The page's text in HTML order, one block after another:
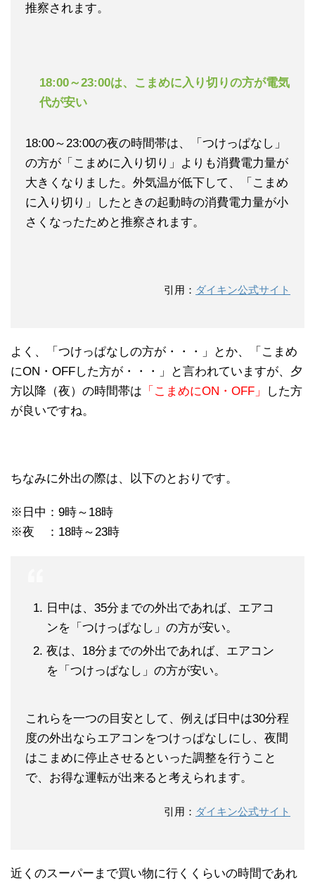
推察されます。
18:00～23:00は、こまめに入り切りの方が電気
代が安い
18:00～23:00の夜の時間帯は、「つけっぱなし」
の方が「こまめに入り切り」よりも消費電力量が
大きくなりました。外気温が低下して、「こまめ
に入り切り」したときの起動時の消費電力量が小
さくなったためと推察されます。
引用： ダイキン公式サイト
よく、「つけっぱなしの方が・・・」とか、「こまめ
にON・OFFした方が・・・」と言われていますが、夕
方以降（夜）の時間帯は 「こまめにON・OFF」
した方
が良いですね。
ちなみに外出の際は、以下のとおりです。
※日中：9時～18時
※夜 ：18時～23時
日中は、35分までの外出であれば、エアコ
ンを「つけっぱなし」の方が安い。
夜は、18分までの外出であれば、エアコン
を「つけっぱなし」の方が安い。
これらを一つの目安として、例えば日中は30分程
度の外出ならエアコンをつけっぱなしにし、夜間
はこまめに停止させるといった調整を行うこと
で、お得な運転が出来ると考えられます。
引用： ダイキン公式サイト
近くのスーパーまで買い物に行くくらいの時間であれ